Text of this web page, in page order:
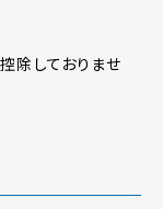
除しておりませ